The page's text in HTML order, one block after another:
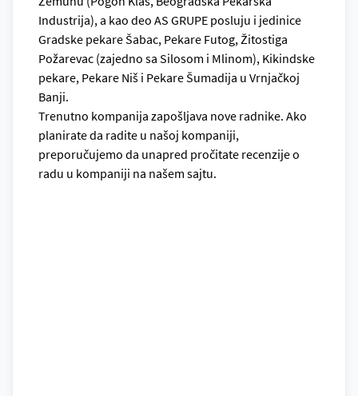
Industrija), a kao deo AS GRUPE posluju i jedinice
Gradske pekare Šabac, Pekare Futog, Žitostiga
Požarevac (zajedno sa Silosom i Mlinom), Kikindske
pekare, Pekare Niš i Pekare Šumadija u Vrnjačkoj
Banji.
Trenutno kompanija zapošljava nove radnike. Ako
planirate da radite u našoj kompaniji,
preporučujemo da unapred pročitate recenzije o
radu u kompaniji na našem sajtu.